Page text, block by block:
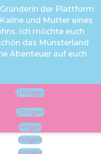
Gründerin der Plattform
und Mutter eines
Ich möchte euch
das Münsterland
Abenteuer auf euch
Folgen
Folgen
Folgen
Folgen